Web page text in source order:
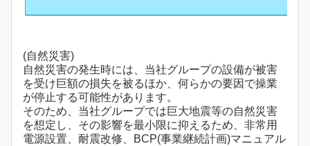
(自然災害)
自然災害の発生時には、当社グループの設備が被害
を受け巨額の損失を被るほか、何らかの要因で操業
が停止する可能性があります。
そのため、当社グループでは巨大地震等の自然災害
を想定し、その影響を最小限に抑えるため、非常用
電源設置、耐震改修、BCP(事業継続計画)マニュアル